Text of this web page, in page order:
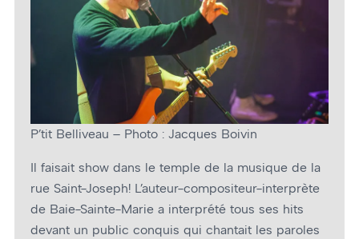
P’tit Belliveau – Photo : Jacques Boivin
Il faisait show dans le temple de la musique de la
rue Saint-Joseph! L’auteur-compositeur-interprète
de Baie-Sainte-Marie a interprété tous ses hits
devant un public conquis qui chantait les paroles